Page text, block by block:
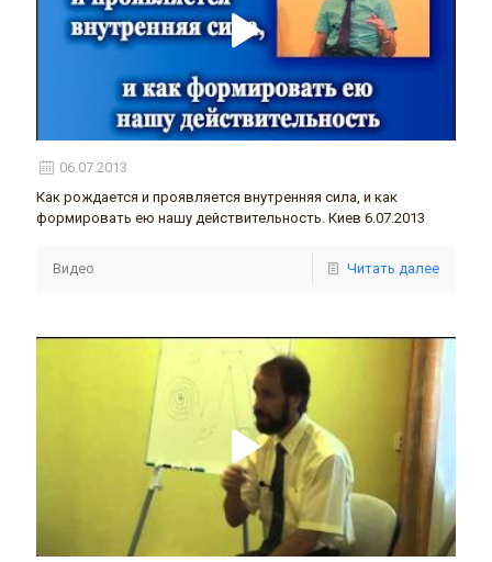
06.07.2013
Как рождается и проявляется внутренняя сила, и как
формировать ею нашу действительность. Киев 6.07.2013
Видео Читать далее